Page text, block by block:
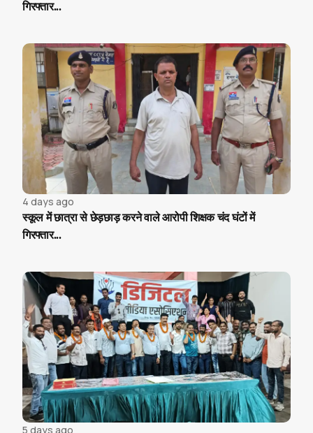
गिरफ्तार...
4 days ago
स्कूल में छात्रा से छेड़छाड़ करने वाले आरोपी शिक्षक चंद घंटों में
गिरफ्तार...
5 days ago